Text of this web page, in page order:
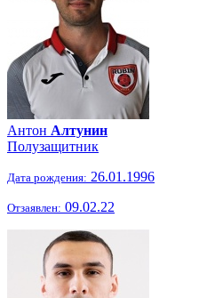
Антон Алтунин
Полузащитник
Дата рождения: 26.01.1996
Отзаявлен: 09.02.22